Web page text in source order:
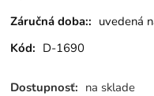
Záručná doba:: uvedená
Kód: D-1690
Dostupnosť: na sklade